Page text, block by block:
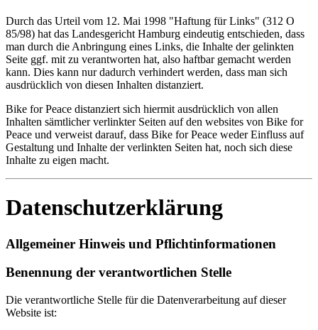
Durch das Urteil vom 12. Mai 1998 "Haftung für Links" (312 O
85/98) hat das Landesgericht Hamburg eindeutig entschieden, dass
man durch die Anbringung eines Links, die Inhalte der gelinkten
Seite ggf. mit zu verantworten hat, also haftbar gemacht werden
kann. Dies kann nur dadurch verhindert werden, dass man sich
ausdrücklich von diesen Inhalten distanziert.
Bike for Peace distanziert sich hiermit ausdrücklich von allen
Inhalten sämtlicher verlinkter Seiten auf den websites von Bike for
Peace und verweist darauf, dass Bike for Peace weder Einfluss auf
Gestaltung und Inhalte der verlinkten Seiten hat, noch sich diese
Inhalte zu eigen macht.
Datenschutzerklärung
Allgemeiner Hinweis und Pflichtinformationen
Benennung der verantwortlichen Stelle
Die verantwortliche Stelle für die Datenverarbeitung auf dieser
Website ist: